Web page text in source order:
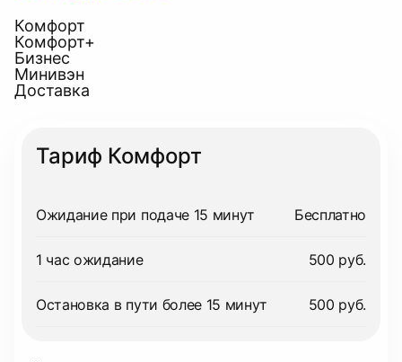
Комфорт
Комфорт+
Бизнес
Минивэн
Доставка
Тариф Комфорт
Ожидание при подаче 15 минут Бесплатно
1 час ожидание 500 руб.
Остановка в пути более 15 минут 500 руб.